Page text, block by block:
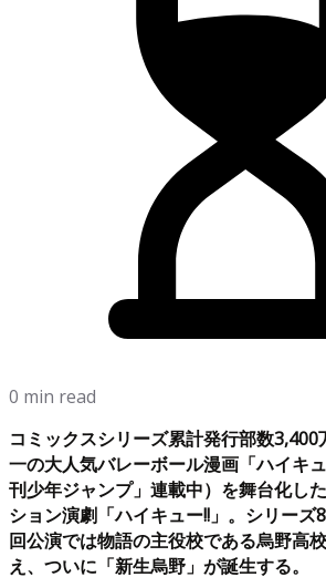
0 min read
コミックスシリーズ累計発行部数
一の大人気バレーボール漫画「ハイキ
刊少年ジャンプ」連載中）を舞台化し
ション演劇「ハイキュー!!」。シリーズ
回公演では物語の主役校である烏野高
え、ついに「新生烏野」が誕生する。